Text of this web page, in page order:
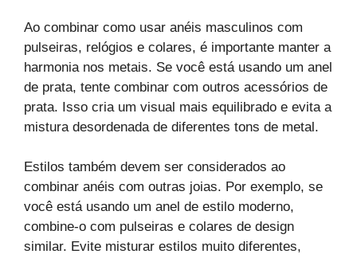
Ao combinar como usar anéis masculinos com
pulseiras, relógios e colares, é importante manter a
harmonia nos metais. Se você está usando um anel
de prata, tente combinar com outros acessórios de
prata. Isso cria um visual mais equilibrado e evita a
mistura desordenada de diferentes tons de metal.
Estilos também devem ser considerados ao
combinar anéis com outras joias. Por exemplo, se
você está usando um anel de estilo moderno,
combine-o com pulseiras e colares de design
similar. Evite misturar estilos muito diferentes,